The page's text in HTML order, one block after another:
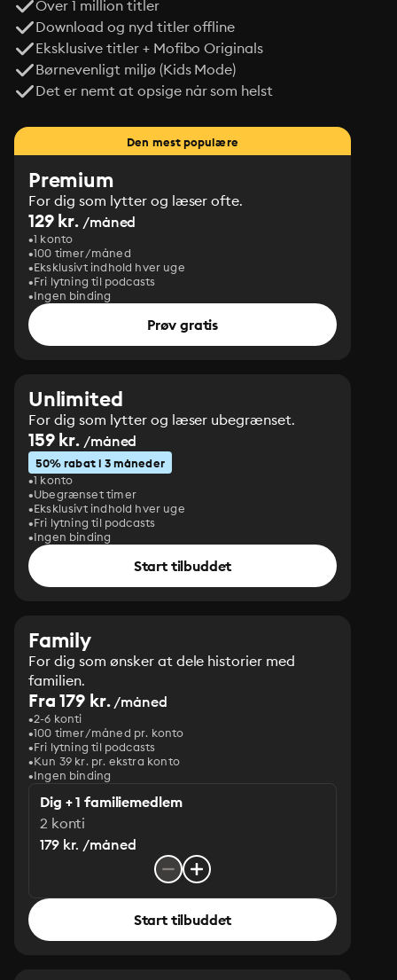
Over 1 million titler
Download og nyd titler offline
Eksklusive titler + Mofibo Originals
Børnevenligt miljø (Kids Mode)
Det er nemt at opsige når som helst
Den mest populære
Premium
For dig som lytter og læser ofte.
129 kr. /måned
1 konto
100 timer/måned
Eksklusivt indhold hver uge
Fri lytning til podcasts
Ingen binding
Prøv gratis
Unlimited
For dig som lytter og læser ubegrænset.
159 kr. /måned
50% rabat i 3 måneder
1 konto
Ubegrænset timer
Eksklusivt indhold hver uge
Fri lytning til podcasts
Ingen binding
Start tilbuddet
Family
For dig som ønsker at dele historier med
familien.
Fra 179 kr./måned
2-6 konti
100 timer/måned pr. konto
Fri lytning til podcasts
Kun 39 kr. pr. ekstra konto
Ingen binding
Dig + 1 familiemedlem
2 konti
179 kr. /måned
Start tilbuddet